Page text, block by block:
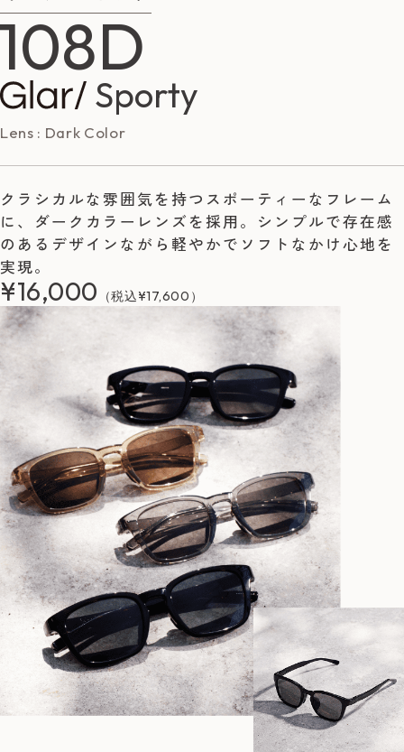
Sporty
Lens : Dark Color
クラシカルな雰囲気を持つスポーティーなフレーム
に、ダークカラーレンズを採用。シンプルで存在感
のあるデザインながら軽やかでソフトなかけ心地を
実現。
¥16,000 （税込¥17,600）